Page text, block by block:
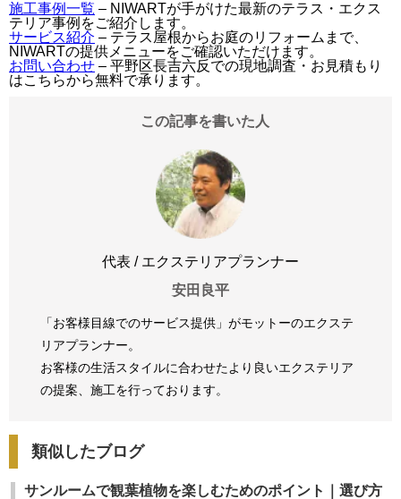
施工事例一覧 – NIWARTが手がけた最新のテラス・エクス
テリア事例をご紹介します。
サービス紹介 – テラス屋根からお庭のリフォームまで、
NIWARTの提供メニューをご確認いただけます。
お問い合わせ – 平野区長吉六反での現地調査・お見積もり
はこちらから無料で承ります。
この記事を書いた人
代表 / エクステリアプランナー
安田良平
「お客様目線でのサービス提供」がモットーのエクステ
リアプランナー。
お客様の生活スタイルに合わせたより良いエクステリア
の提案、 施工を行っております。
類似したブログ
サンルームで観葉植物を楽しむためのポイント｜選び方